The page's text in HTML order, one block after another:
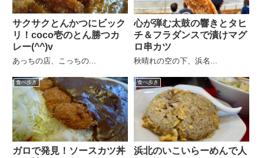
サクサクとんかつにビック
リ！coco壱のとん勝つカ
レー(^^)v
あっちの店、こっちの...
心が弾む太鼓の響きとタヒ
チ＆フラダンスで漬けマグ
ロ串カツ
秋晴れの空の下、浜名...
食べ歩き
ガロで発見！ソースカツ丼
食べ歩き
浜北のいこいらーめんで人